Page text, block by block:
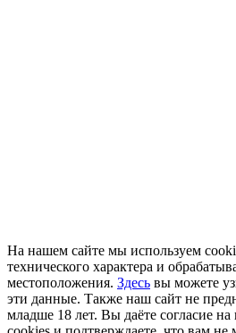
На нашем сайте мы используем
технического характера и
местоположения. Здесь вы можете
эти данные. Также наш сайт не
младше 18 лет. Вы даёте согласие